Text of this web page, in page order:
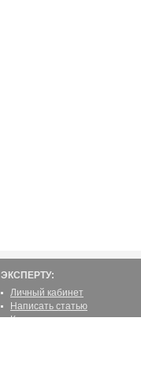
ЭКСПЕРТУ:
Личный кабинет
Написать статью
Как стать экспертом